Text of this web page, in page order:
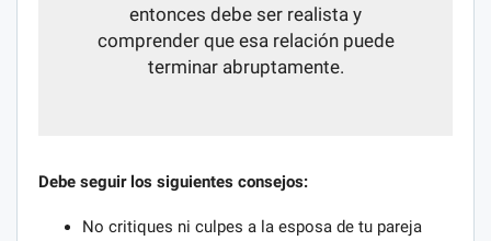
entonces debe ser realista y
comprender que esa relación puede
terminar abruptamente.
Debe seguir los siguientes consejos:
No critiques ni culpes a la esposa de tu pareja